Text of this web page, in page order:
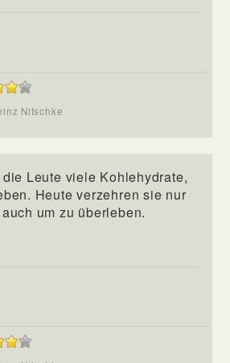
Nitschke
Leute viele Kohlehydrate,
Heute verzehren sie nur
um zu überleben.